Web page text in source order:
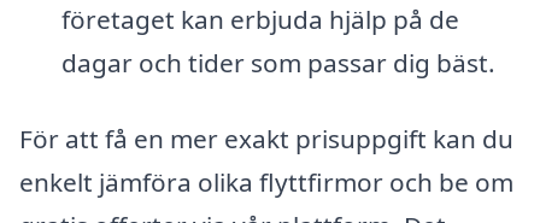
företaget kan erbjuda hjälp på de
dagar och tider som passar dig bäst.
För att få en mer exakt prisuppgift kan du
enkelt jämföra olika flyttfirmor och be om